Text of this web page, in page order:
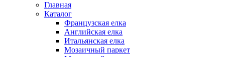
Главная
Каталог
Французская елка
Английская елка
Итальянская елка
Мозаичный паркет